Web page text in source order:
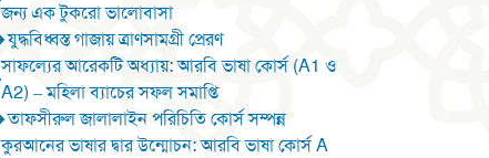
জন্য এক টুকরো ভালোবাসা
যুদ্ধবিধ্বস্ত গাজায় ত্রাণসামগ্রী প্রেরণ
সাফল্যের আরেকটি অধ্যায়: আরবি ভাষা কোর্স (A1 ও
A2) – মহিলা ব্যাচের সফল সমাপ্তি
তাফসীরুল জালালাইন পরিচিতি কোর্স সম্পন্ন
কুরআনের ভাষার দ্বার উন্মোচন: আরবি ভাষা কোর্স A